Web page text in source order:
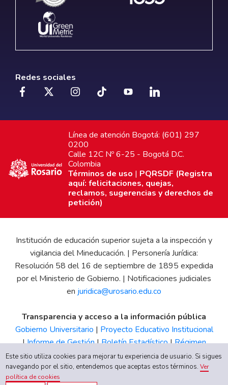
Redes sociales
Línea de atención Bogotá: (601) 297
0200
Calle 12C Nº 6-25 - Bogotá D.C.
Colombia
Términos de uso | PQRSDF (Registra
aquí: felicitaciones, quejas,
reclamos, sugerencias y derechos de
petición)
Institución de educación superior sujeta a la inspección y
vigilancia del Mineducación. | Personería Jurídica:
Resolución 58 del 16 de septiembre de 1895 expedida
por el Ministerio de Gobierno. | Notificaciones judiciales
en juridica@urosario.edu.co
Transparencia y acceso a la información pública
Gobierno Universitario | Proyecto Educativo Institucional
|Informe de Gestión|Boletín Estadístico|Régimen
Tributario|Estados Financieros |Código de Ética| Canal
de Integridad UR
Este sitio utiliza cookies para mejorar tu experiencia de usuario. Si sigues
navegando por el sitio, entendemos que aceptas estos términos.Ver
política de cookies